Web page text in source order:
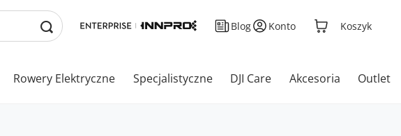
Blog Konto Koszyk
Rowery Elektryczne Specjalistyczne DJI Care Akcesoria Outlet